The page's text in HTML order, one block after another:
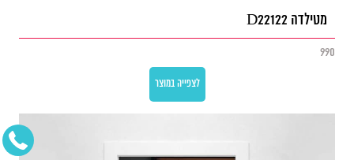
מטילדה D22122
990
לצפייה במוצר